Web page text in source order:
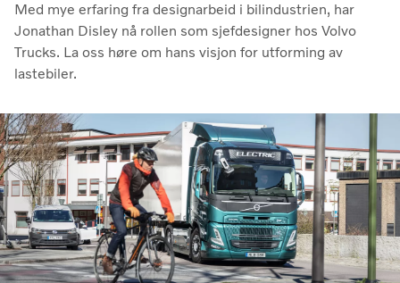
Med mye erfaring fra designarbeid i bilindustrien, har
Jonathan Disley nå rollen som sjefdesigner hos Volvo
Trucks. La oss høre om hans visjon for utforming av
lastebiler.